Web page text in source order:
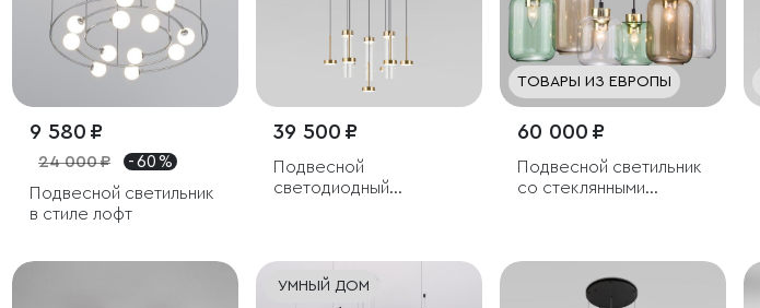
9 580 ₽
24 000 ₽
- 60 %
Подвесной светильник
в стиле лофт
39 500 ₽
Подвесной
светодиодный
ТОВАРЫ ИЗ ЕВРОПЫ
60 000 ₽
Подвесной светильник
со стеклянными
УМНЫЙ ДОМ